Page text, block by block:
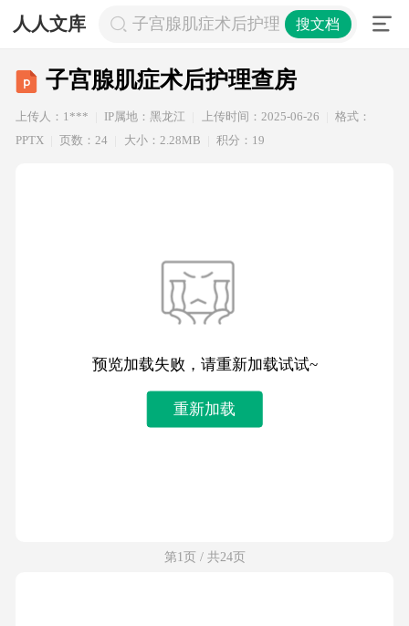
人人文库 子宫腺肌症术后护理查房搜文档
子宫腺肌症术后护理查房
上传人：1*** IP属地：黑龙江 上传时间：2025-06-26
格式：
PPTX
页数：24 大小：2.28MB 积分：19
预览加载失败，请重新加载试试~
重新加载
第1页 / 共24页